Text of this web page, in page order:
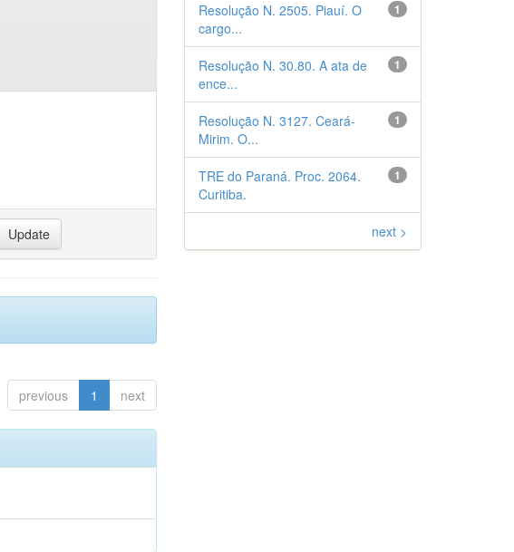
previous 1 next
1
Resolução N. 2505. Piauí. O
cargo...
1
Resolução N. 30.80. A ata de
ence...
1
Resolução N. 3127. Ceará-
Mirim. O...
1
TRE do Paraná. Proc. 2064.
Curitiba.
next >